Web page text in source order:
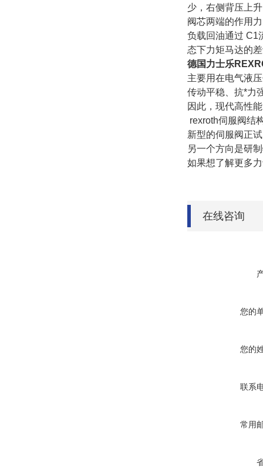
少，右侧背压上
阀芯两端的作用
负载回油通过 C1
态下力矩马达的
德国力士乐
主要用在电气液
传动平稳、抗*力
因此，现代高性
rexroth伺服阀结
新型的伺服阀正
另一个方向是研
如果想了解更多
在线咨询
您的
您的
联系
常用